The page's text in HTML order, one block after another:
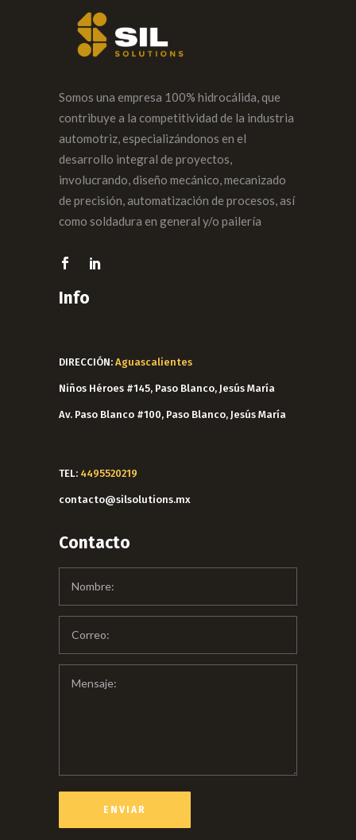
Somos una empresa 100% hidrocálida, que
contribuye a la competitividad de la industria
automotriz, especializándonos en el
desarrollo integral de proyectos,
involucrando, diseño mecánico, mecanizado
de precisión, automatización de procesos, así
como soldadura en general y/o pailería
Info
DIRECCIÓN: Aguascalientes
Niños Héroes #145, Paso Blanco, Jesús María
Av. Paso Blanco #100, Paso Blanco, Jesús María
TEL: 4495520219
contacto@silsolutions.mx
Contacto